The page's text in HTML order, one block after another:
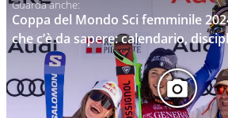
Coppa del Mondo Sci femminile
che c’è da sapere: calendario,